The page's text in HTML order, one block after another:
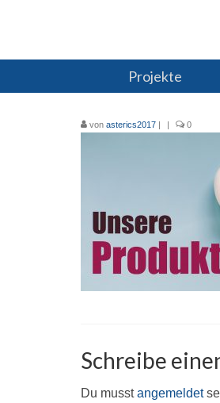
Projekte
von asterics2017 | | 0
Schreibe
Du musstangemeldet